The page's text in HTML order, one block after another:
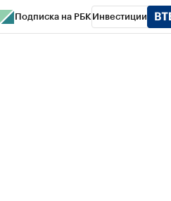
Подписка на РБК Инвестиции